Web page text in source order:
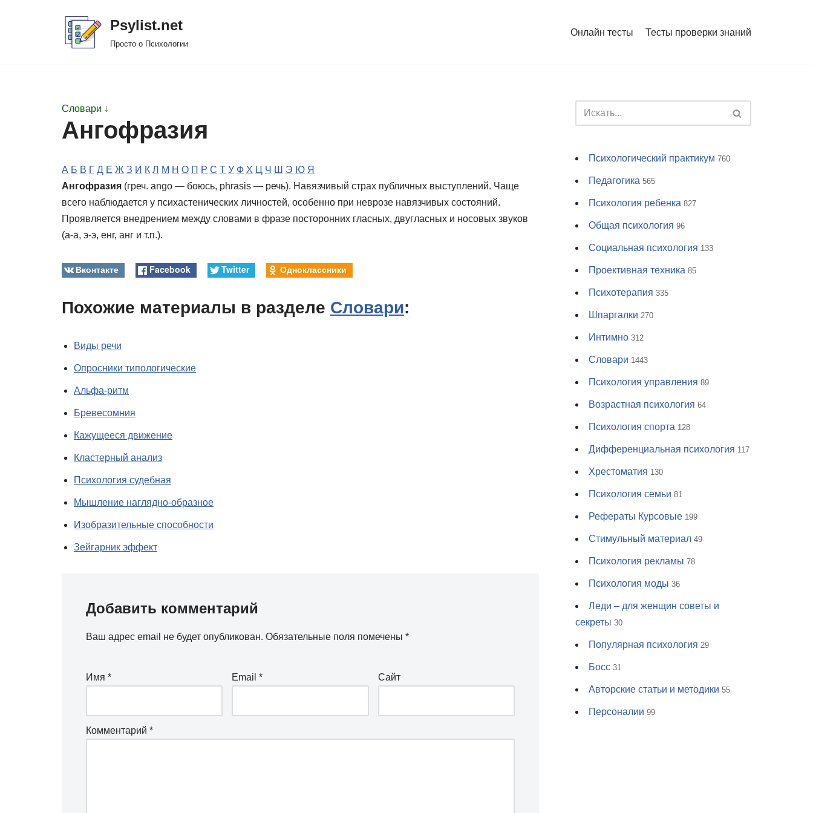
Psylist.net
Просто о Психологии
Онлайн тесты Тесты проверки знаний
Словари ↓
Ангофразия
А Б В Г Д Е Ж З И К Л М Н О П Р С Т У Ф Х Ц Ч Ш Э Ю Я
Ангофразия (греч. ango — боюсь, phrasis — речь). Навязчивый страх публичных выступлений. Чаще
всего наблюдается у психастенических личностей, особенно при неврозе навязчивых состояний.
Проявляется внедрением между словами в фразе посторонних гласных, двугласных и носовых звуков
(а-а, э-э, енг, анг и т.п.).
Вконтакте Facebook Twitter Одноклассники
Похожие материалы в разделе Словари:
Виды речи
Опросники типологические
Альфа-ритм
Бревесомния
Кажущееся движение
Кластерный анализ
Психология судебная
Мышление наглядно-образное
Изобразительные способности
Зейгарник эффект
Добавить комментарий
Ваш адрес email не будет опубликован. Обязательные поля помечены *
Имя * Email* Сайт
Комментарий *
Психологический практикум 760
Педагогика 565
Психология ребенка 827
Общая психология 96
Социальная психология 133
Проективная техника 85
Психотерапия 335
Шпаргалки 270
Интимно 312
Словари 1443
Психология управления 89
Возрастная психология 64
Психология спорта 128
Дифференциальная психология 117
Хрестоматия 130
Психология семьи 81
Рефераты Курсовые 199
Стимульный материал 49
Психология рекламы 78
Психология моды 36
Леди – для женщин советы и
секреты 30
Популярная психология 29
Босс 31
Авторские статьи и методики 55
Персоналии 99